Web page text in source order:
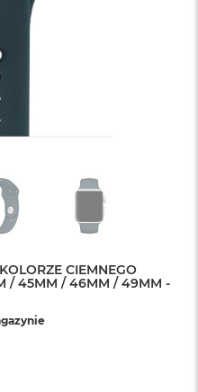
CIEMNEGO
/ 45MM / 46MM / 49MM -